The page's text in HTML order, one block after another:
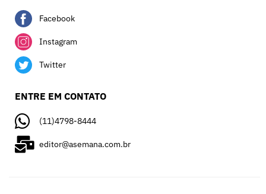
Facebook
Instagram
Twitter
ENTRE EM CONTATO
(11)4798-8444
editor@asemana.com.br